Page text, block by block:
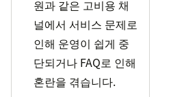
원과 같은 고비용 채
널에서 서비스 문제로
인해 운영이 쉽게 중
단되거나 FAQ로 인해
혼란을 겪습니다.